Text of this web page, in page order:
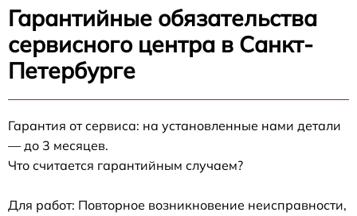
Гарантийные обязательства
сервисного центра в Санкт-
Петербурге
Гарантия от сервиса: на установленные нами детали
— до 3 месяцев.
Что считается гарантийным случаем?
Для работ: Повторное возникновение неисправности,